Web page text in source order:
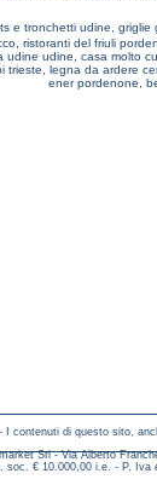
e tronchetti udine, griglie
ristoranti del friuli
udine udine, casa molto
trieste, legna da ardere
ener pordenone,
I contenuti di questo sito,
Srl - Via Alberto
soc. € 10.000,00 i.e. - P. Iva